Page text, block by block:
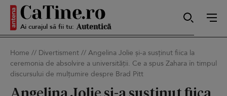
Ai curajul să fii tu: Sexy
Autentică
Home // Divertisment // Angelina Jolie și-a susținut fiica la
ceremonia de absolvire a universității. Ce a spus Zahara în timpul
discursului de mulțumire despre Brad Pitt
Angelina Jolie și-a susținut fiica